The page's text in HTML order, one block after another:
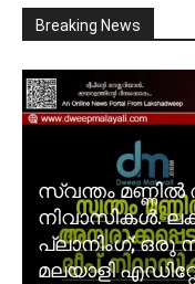
Breaking News
സ്വന്തം മണ്ണിൽ
നിവാസികൾ.
പ്ലാനിംഗ്; ഒരു
മലയാളി